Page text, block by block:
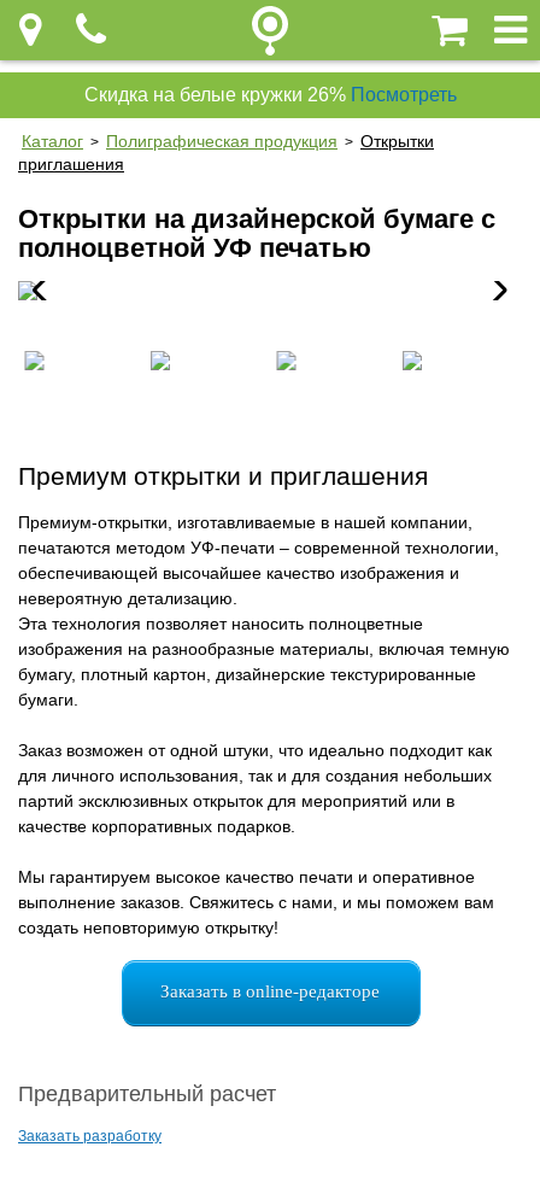
Скидка на белые кружки 26% Посмотреть
Каталог > Полиграфическая продукция > Открытки
приглашения
Открытки на дизайнерской бумаге с
полноцветной УФ печатью
Премиум открытки и приглашения
Премиум-открытки, изготавливаемые в нашей компании,
печатаются методом УФ-печати – современной технологии,
обеспечивающей высочайшее качество изображения и
невероятную детализацию.
Эта технология позволяет наносить полноцветные
изображения на разнообразные материалы, включая темную
бумагу, плотный картон, дизайнерские текстурированные
бумаги.
Заказ возможен от одной штуки, что идеально подходит как
для личного использования, так и для создания небольших
партий эксклюзивных открыток для мероприятий или в
качестве корпоративных подарков.
Мы гарантируем высокое качество печати и оперативное
выполнение заказов. Свяжитесь с нами, и мы поможем вам
создать неповторимую открытку!
Заказать в online-редакторе
Предварительный расчет
Заказать разработку